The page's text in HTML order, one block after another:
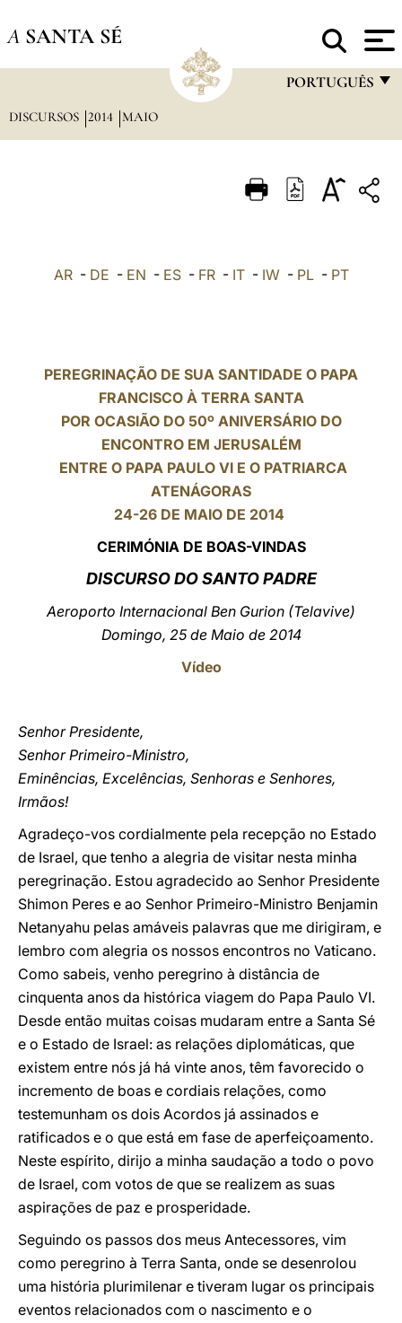
A SANTA SÉ
PORTUGUÊS
ITALIANO
中文
LATINE
DISCURSOS 2014 MAIO
AR- DE - EN - ES- FR- IT- IW- PL- PT
PEREGRINAÇÃO DE SUA SANTIDADE O PAPA
FRANCISCO À TERRA SANTA
POR OCASIÃO DO 50º ANIVERSÁRIO DO
ENCONTRO EM JERUSALÉM
ENTRE O PAPA PAULO VI E O PATRIARCA
ATENÁGORAS
24-26 DE MAIO DE 2014
CERIMÓNIA DE BOAS-VINDAS
DISCURSO DO SANTO PADRE
Aeroporto Internacional Ben Gurion (Telavive)
Domingo, 25 de Maio de 2014
Vídeo
Senhor Presidente,
Senhor Primeiro-Ministro,
Eminências, Excelências, Senhoras e Senhores,
Irmãos!
Agradeço-vos cordialmente pela recepção no Estado
de Israel, que tenho a alegria de visitar nesta minha
peregrinação. Estou agradecido ao Senhor Presidente
Shimon Peres e ao Senhor Primeiro-Ministro Benjamin
Netanyahu pelas amáveis ​​palavras que me dirigiram, e
lembro com alegria os nossos encontros no Vaticano.
Como sabeis, venho peregrino à distância de
cinquenta anos da histórica viagem do Papa Paulo VI.
Desde então muitas coisas mudaram entre a Santa Sé
e o Estado de Israel: as relações diplomáticas, que
existem entre nós já há vinte anos, têm favorecido o
incremento de boas e cordiais relações, como
testemunham os dois Acordos já assinados e
ratificados e o que está em fase de aperfeiçoamento.
Neste espírito, dirijo a minha saudação a todo o povo
de Israel, com votos de que se realizem as suas
aspirações de paz e prosperidade.
Seguindo os passos dos meus Antecessores, vim
como peregrino à Terra Santa, onde se desenrolou
uma história plurimilenar e tiveram lugar os principais
eventos relacionados com o nascimento e o